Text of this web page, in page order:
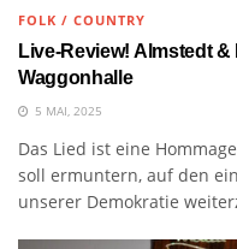
FOLK / COUNTRY
Live-Review! Almstedt
Waggonhalle
5 MAI, 2025
Das Lied ist eine
soll ermuntern, auf den
unserer Demokratie